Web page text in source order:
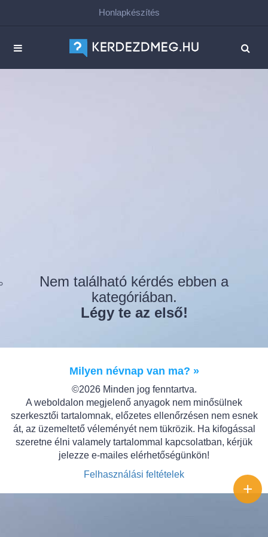
Honlapkészítés
Nem található kérdés ebben a
kategóriában.
Légy te az első!
Milyen névnap van ma? »
©2026 Minden jog fenntartva.
A weboldalon megjelenő anyagok nem minősülnek
szerkesztői tartalomnak, előzetes ellenőrzésen nem esnek
át, az üzemeltető véleményét nem tükrözik. Ha kifogással
szeretne élni valamely tartalommal kapcsolatban, kérjük
jelezze e-mailes elérhetőségünkön!
Felhasználási feltételek
+